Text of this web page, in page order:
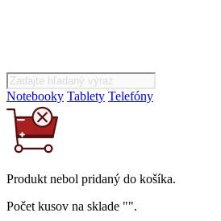
Notebooky Tablety Telefóny
Produkt nebol pridaný do košíka.
Počet kusov na sklade "".